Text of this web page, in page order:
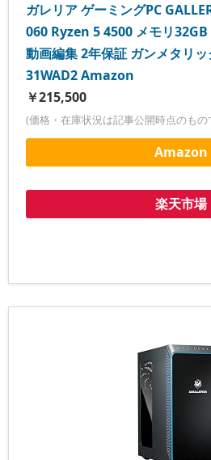
ガレリア ゲーミングPC
060 Ryzen 5 4500 メモリ
動画編集 2年保証 ガンメタリ
31WAD2 Amazon
￥215,500
(価格・在庫状況は記事公開時点のもの
Amazon
楽天市場